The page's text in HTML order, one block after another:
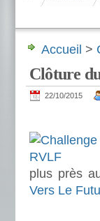
Accueil >
Clôture
22/10/2015
plus près
Vers Le